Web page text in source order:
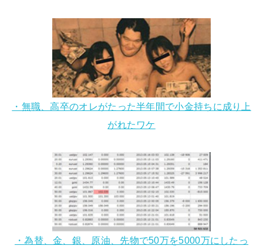
・無職、高卒のオレがたった半年間で小金持ちに成り上
がれたワケ
・為替、金、銀、原油、先物で50万を5000万にしたっ